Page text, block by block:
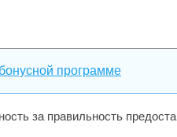
бонусной программе
за правильность